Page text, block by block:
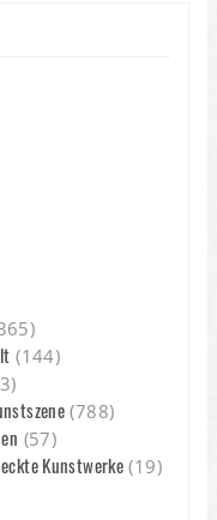
(144)
(788)
(57)
Kunstwerke(19)